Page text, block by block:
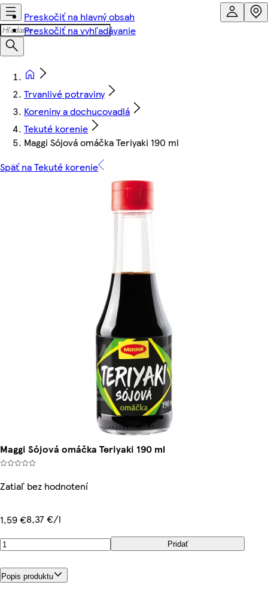
Preskočiť na hlavný obsah
Preskočiť na vyhľadávanie
Trvanlivé potraviny
Koreniny a dochucovadlá
Tekuté korenie
Maggi Sójová omáčka Teriyaki 190 ml
Späť na Tekuté korenie
Maggi Sójová omáčka Teriyaki 190 ml
Zatiaľ bez hodnotení
1,59 €8,37 €/l
Pridať
Popis produktu